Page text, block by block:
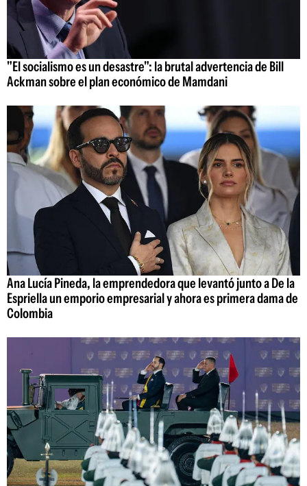
"El socialismo es un desastre": la brutal advertencia de Bill
Ackman sobre el plan económico de Mamdani
Ana Lucía Pineda, la emprendedora que levantó junto a De la
Espriella un emporio empresarial y ahora es primera dama de
Colombia